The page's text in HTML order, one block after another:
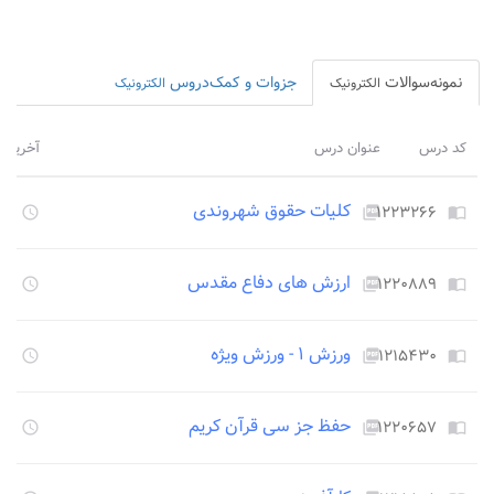
نمونه‌سوالات الکترونیک جزوات و کمک‌دروس الکترونیک
کد درس عنوان درس آخرین
import_contacts ۱۲۲۳۲۶۶picture_as_pdf کلیات حقوق شهروندی access_time
import_contacts ۱۲۲۰۸۸۹picture_as_pdf ارزش های دفاع مقدس access_time
import_contacts ۱۲۱۵۴۳۰picture_as_pdf ورزش ۱ - ورزش ویژه access_time
import_contacts ۱۲۲۰۶۵۷picture_as_pdf حفظ جز سی قرآن کریم access_time